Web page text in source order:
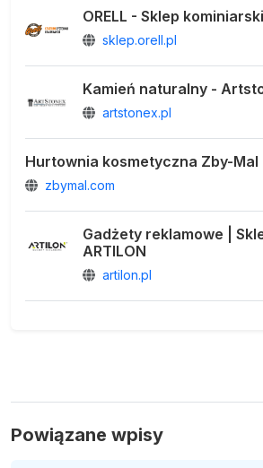
ORELL - Sklep kominiarski
sklep.orell.pl
Kamień naturalny -
artstonex.pl
Hurtownia kosmetyczna Zby-Mal
zbymal.com
Gadżety reklamowe |
ARTILON
artilon.pl
Powiązane wpisy